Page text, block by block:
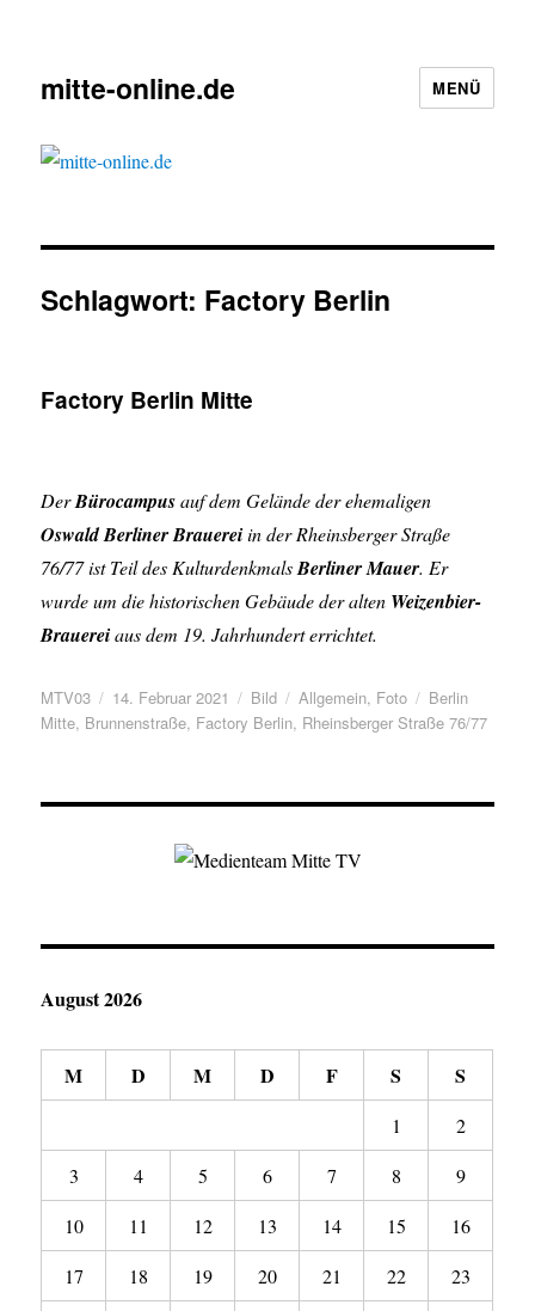
mitte-online.de MENÜ
Schlagwort: Factory Berlin
Factory Berlin Mitte
DerBürocampusauf dem Gelände der ehemaligen
Oswald Berliner Brauereiin der Rheinsberger Straße
76/77 ist Teil des KulturdenkmalsBerliner Mauer. Er
wurde um die historischen Gebäude der alten Weizenbier-
Brauereiaus dem 19. Jahrhundert errichtet.
Autor
MTV03
Veröffentlicht
am
14. Februar 2021 Format
Bild Kategorien
Allgemein, Foto Schlagwörter
Berlin
Mitte, Brunnenstraße, Factory Berlin, Rheinsberger Straße 76/77
August 2026
M D M D F S S
1
2
3
4 5 6 7 8
9
10
11 12 13 14 15
16
17
18 19 20 21 22
23